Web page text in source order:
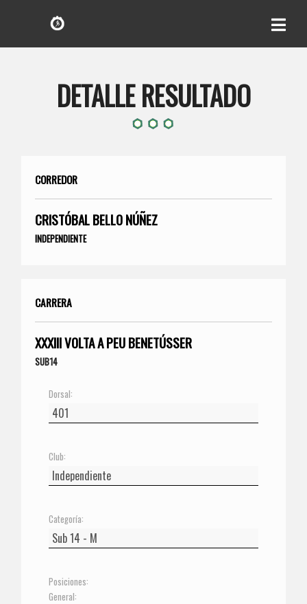
DETALLE RESULTADO
CORREDOR
CRISTÓBAL BELLO NÚÑEZ
INDEPENDIENTE
CARRERA
XXXIII VOLTA A PEU BENETÚSSER
SUB14
Dorsal:
Club:
Categoría:
Posiciones:
General: